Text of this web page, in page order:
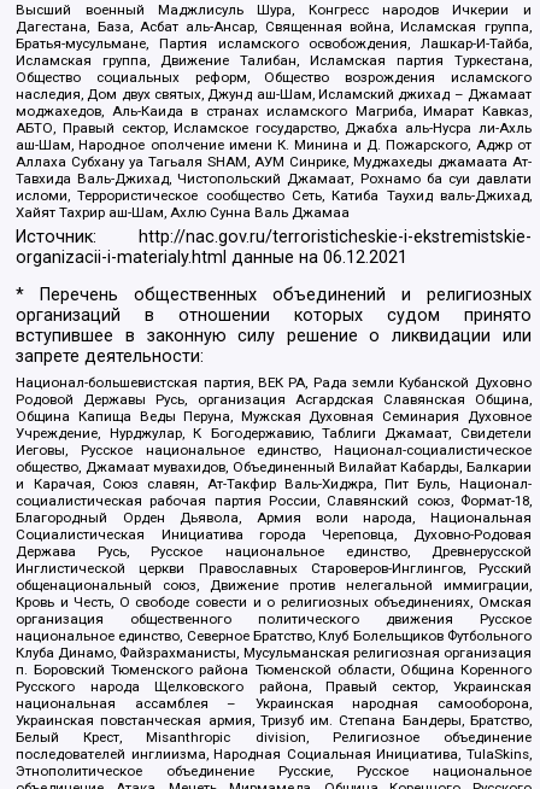
Высший военный Маджлисуль Шура, Конгресс народов Ичкерии и
Дагестана, База, Асбат аль-Ансар, Священная война, Исламская группа,
Братья-мусульмане, Партия исламского освобождения, Лашкар-И-Тайба,
Исламская группа, Движение Талибан, Исламская партия Туркестана,
Общество социальных реформ, Общество возрождения исламского
наследия, Дом двух святых, Джунд аш-Шам, Исламский джихад – Джамаат
моджахедов, Аль-Каида в странах исламского Магриба, Имарат Кавказ,
АБТО, Правый сектор, Исламское государство, Джабха аль-Нусра ли-Ахль
аш-Шам, Народное ополчение имени К. Минина и Д. Пожарского, Аджр от
Аллаха Субхану уа Тагьаля SHAM, АУМ Синрике, Муджахеды джамаата Ат-
Тавхида Валь-Джихад, Чистопольский Джамаат, Рохнамо ба суи давлати
исломи, Террористическое сообщество Сеть, Катиба Таухид валь-Джихад,
Хайят Тахрир аш-Шам, Ахлю Сунна Валь Джамаа
Источник:
http://nac.gov.ru/terroristicheskie-i-ekstremistskie-
organizacii-i-materialy.html данные на06.12.2021
* Перечень общественных объединений и религиозных
организаций в отношении которых судом принято
вступившее в законную силу решение о ликвидации или
запрете деятельности:
Национал-большевистская партия, ВЕК РА, Рада земли Кубанской Духовно
Родовой Державы Русь, организация Асгардская Славянская Община,
Община Капища Веды Перуна, Мужская Духовная Семинария Духовное
Учреждение, Нурджулар, К Богодержавию, Таблиги Джамаат, Свидетели
Иеговы, Русское национальное единство, Национал-социалистическое
общество, Джамаат мувахидов, Объединенный Вилайат Кабарды, Балкарии
и Карачая, Союз славян, Ат-Такфир Валь-Хиджра, Пит Буль, Национал-
социалистическая рабочая партия России, Славянский союз, Формат-18,
Благородный Орден Дьявола, Армия воли народа, Национальная
Социалистическая Инициатива города Череповца, Духовно-Родовая
Держава Русь, Русское национальное единство, Древнерусской
Инглистической церкви Православных Староверов-Инглингов, Русский
общенациональный союз, Движение против нелегальной иммиграции,
Кровь и Честь, О свободе совести и о религиозных объединениях, Омская
организация общественного политического движения Русское
национальное единство, Северное Братство, Клуб Болельщиков Футбольного
Клуба Динамо, Файзрахманисты, Мусульманская религиозная организация
п. Боровский Тюменского района Тюменской области, Община Коренного
Русского народа Щелковского района, Правый сектор, Украинская
национальная ассамблея – Украинская народная самооборона,
Украинская повстанческая армия, Тризуб им. Степана Бандеры, Братство,
Белый Крест, Misanthropic division, Религиозное объединение
последователей инглиизма, Народная Социальная Инициатива, TulaSkins,
Этнополитическое объединение Русские, Русское национальное